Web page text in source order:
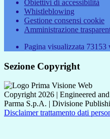
Obiettivi di accessibilità
Whistleblowing
Gestione consensi cookie
Amministrazione
Pagina visualizzata 73153
Sezione Copyright
Copyright 2026 | Engineered
Parma S.p.A. | Divisione
Disclaimer trattamento dati